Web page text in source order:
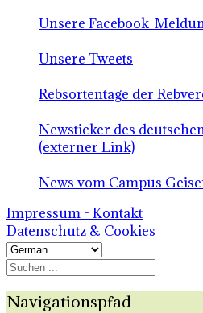
Unsere Facebook-
Unsere Tweets
Rebsortentage der
Newsticker des
(externer Link)
News vom Campus
Impressum - Kontakt
Datenschutz & Cookies
Navigationspfad